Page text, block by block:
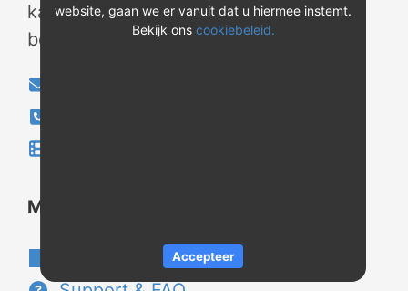
kantooruren contact met ons op of
bekijk onze instructievideo's.
Meer over REV
website, gaan we er vanuit dat u hiermee instemt.
Bekijk ons cookiebeleid.
Accepteer